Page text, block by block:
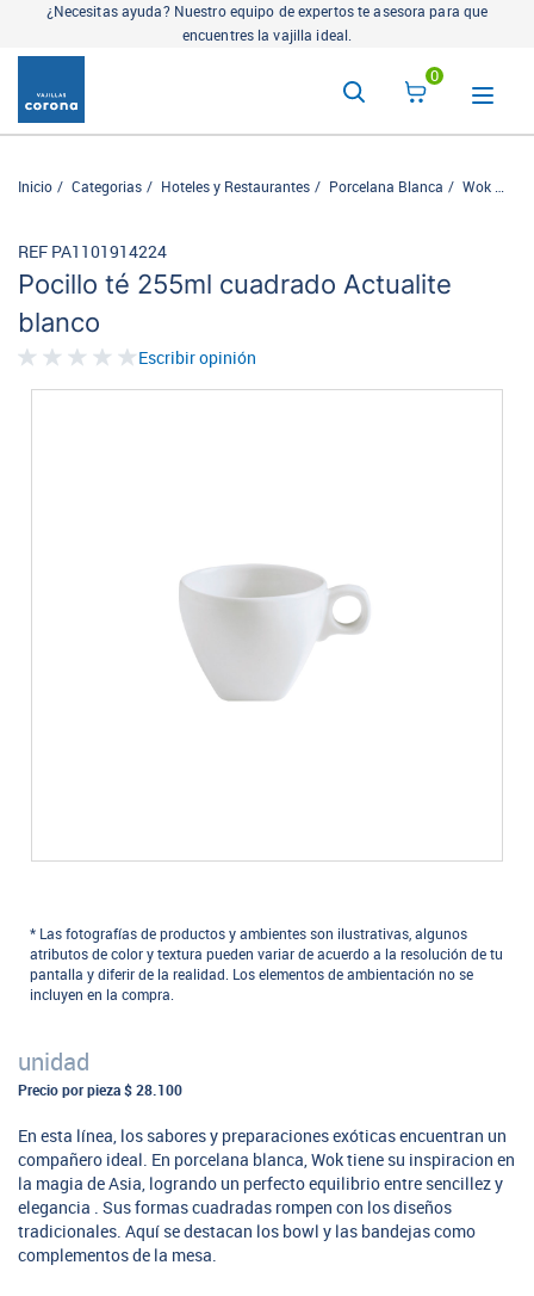
¿Necesitas ayuda? Nuestro equipo de expertos te asesora para que
encuentres la vajilla ideal.
0
Inicio Categorias Hoteles y Restaurantes Porcelana Blanca Wok
Pocillo té 255ml cuadrado Actualite
blanco
REF PA1101914224
Escribir opinión
* Las fotografías de productos y ambientes son ilustrativas, algunos
atributos de color y textura pueden variar de acuerdo a la resolución de tu
pantalla y diferir de la realidad. Los elementos de ambientación no se
incluyen en la compra.
unidad
Precio por pieza $ 28.100
En esta línea, los sabores y preparaciones exóticas encuentran un
compañero ideal. En porcelana blanca, Wok tiene su inspiracion en
la magia de Asia, logrando un perfecto equilibrio entre sencillez y
elegancia . Sus formas cuadradas rompen con los diseños
tradicionales. Aquí se destacan los bowl y las bandejas como
complementos de la mesa.